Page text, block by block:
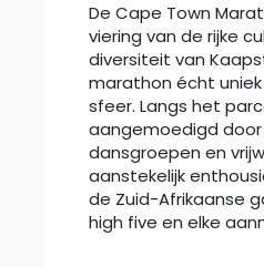
De Cape Town
viering van de rijke
diversiteit van
marathon écht
sfeer. Langs het
aangemoedigd door
dansgroepen en
aanstekelijk
de Zuid-Afrikaanse
high five en elke